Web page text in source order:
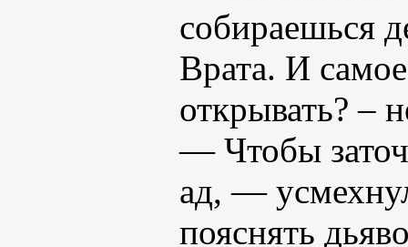
собираешься
Врата. И
открывать? –
— Чтобы
ад, —
пояснять